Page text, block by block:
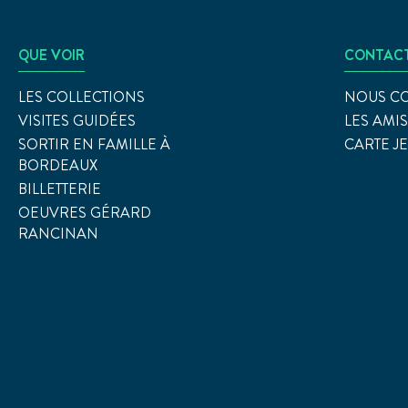
QUE VOIR
LES COLLECTIONS
VISITES GUIDÉES
SORTIR EN FAMILLE À
BORDEAUX
BILLETTERIE
OEUVRES GÉRARD
RANCINAN
NOUS
LES
CARTE